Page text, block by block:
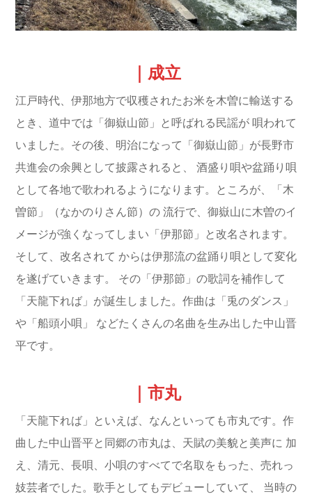
｜成立
江戸時代、伊那地方で収穫されたお米を木曽に輸送する
とき、道中では「御嶽山節」と呼ばれる民謡が 唄われて
いました。その後、明治になって「御嶽山節」が長野市
共進会の余興として披露されると、
酒盛り唄や盆踊り唄
として各地で歌われるようになります。ところが、「木
曽節」（なかのりさん節）の 流行で、御嶽山に木曽のイ
メージが強くなってしまい「伊那節」と改名されます。
そして、改名されて からは伊那流の盆踊り唄として変化
を遂げていきます。
その「伊那節」の歌詞を補作して
「天龍下れば」が誕生しました。作曲は「兎のダンス」
や「船頭小唄」
などたくさんの名曲を生み出した中山晋
平です。
｜市丸
「天龍下れば」といえば、なんといっても市丸です。作
曲した中山晋平と同郷の市丸は、天賦の美貌と美声に 加
え、清元、長唄、小唄のすべてで名取をもった、売れっ
妓芸者でした。歌手としてもデビューしていて、
当時の